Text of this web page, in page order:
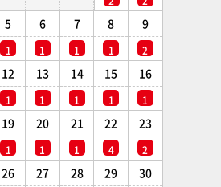
5
1
6
1
7
1
8
1
9
2
12
1
13
1
14
1
15
1
16
1
19
1
20
1
21
1
22
4
23
2
26 27 28 29 30